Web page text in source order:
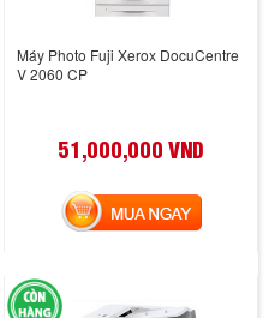
Máy Photo Fuji Xerox DocuCentre
V 2060 CP
51,000,000 VND
MUA NGAY